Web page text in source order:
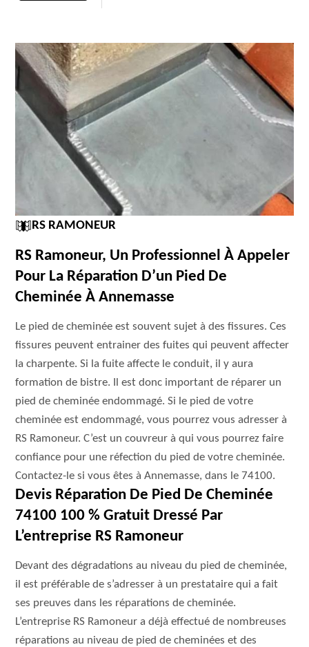
RS RAMONEUR
RS Ramoneur, Un Professionnel À Appeler
Pour La Réparation D’un Pied De
Cheminée À Annemasse
Le pied de cheminée est souvent sujet à des fissures. Ces
fissures peuvent entrainer des fuites qui peuvent affecter
la charpente. Si la fuite affecte le conduit, il y aura
formation de bistre. Il est donc important de réparer un
pied de cheminée endommagé. Si le pied de votre
cheminée est endommagé, vous pourrez vous adresser à
RS Ramoneur. C’est un couvreur à qui vous pourrez faire
confiance pour une réfection du pied de votre cheminée.
Contactez-le si vous êtes à Annemasse, dans le 74100.
Devis Réparation De Pied De Cheminée
74100 100 % Gratuit Dressé Par
L’entreprise RS Ramoneur
Devant des dégradations au niveau du pied de cheminée,
il est préférable de s’adresser à un prestataire qui a fait
ses preuves dans les réparations de cheminée.
L’entreprise RS Ramoneur a déjà effectué de nombreuses
réparations au niveau de pied de cheminées et des